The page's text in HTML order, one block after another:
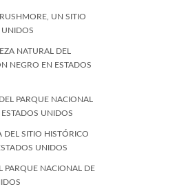
UN SITIO
UNIDOS
NATURAL DEL
NEGRO EN ESTADOS
PARQUE NACIONAL
UNIDOS
DEL SITIO HISTÓRICO
UNIDOS
PARQUE NACIONAL DE